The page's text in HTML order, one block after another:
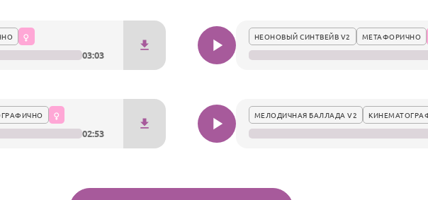
03:03
НЕОНОВЫЙ СИНТВЕЙВ V2 МЕТАФОРИЧНО
02:53
МЕЛОДИЧНАЯ БАЛЛАДА V2